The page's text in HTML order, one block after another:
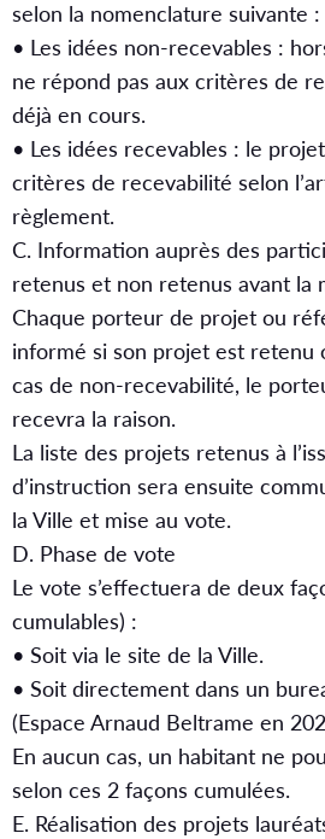
selon la nomenclature suivante :
• Les idées non-recevables :
ne répond pas aux critères de
déjà en cours.
• Les idées recevables : le
critères de recevabilité selon
règlement.
C. Information auprès des
retenus et non retenus avant la
Chaque porteur de projet ou
informé si son projet est retenu
cas de non-recevabilité, le
recevra la raison.
La liste des projets retenus à
d’instruction sera ensuite
la Ville et mise au vote.
D. Phase de vote
Le vote s’effectuera de deux
cumulables) :
• Soit via le site de la Ville.
• Soit directement dans un
(Espace Arnaud Beltrame en
En aucun cas, un habitant ne
selon ces 2 façons cumulées.
E. Réalisation des projets